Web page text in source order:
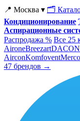
📍 Москва ▾ 🗂
Кондиционирование
Аспирационные
Распродажа % Все 25
AironeBreezart
AirconKomfovent
47 брендов →